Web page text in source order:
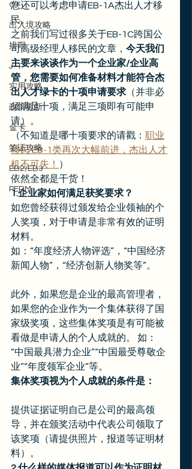
O1
出入境攻略
排期
J-1
实用攻略
政策更新
金卡
签证攻略
EB2/EB3
PERM
您还可以考虑申请EB-1A杰出人才移
民。
之前我们写过很多关于EB-1C跨国公
司高级经理人移民的文章， 今天我们
主要来谈谈作为一个企业家/企业高
管，您需要如何准备材料才能符合杰
出人才绿卡的十项申请要求 （并非必
须满足十项，满足三项即有可能申
请）。
（不知道是哪十项要求的请戳： 职业
移民 EB-1类再次大幅前进，杰出人才
机不可失！ ）
依然全都是干货！
1.企业家如何满足获奖要求？
如您曾经获得过颁发给企业领袖的个
人奖项，对于申请是非常有效的证明
材料。
如：“年度经济人物评选”，“中国经济
新闻人物”，“经济创新人物奖等”。
此外，如果您是企业的最高管理者，
如果您的企业作为一个集体获得了国
家级奖项，这些集体奖项是有可能被
看做是申请人的个人成就的。 如：
“中国最具潜力企业”“中国最受尊敬企
业”“年度领军企业”等。
集体奖项视为个人成就的条件是：
提供证据证明自己是公司的最高领
导，并在颁奖活动中代表公司领取了
该奖项（请提供照片，报道等证明材
料）。